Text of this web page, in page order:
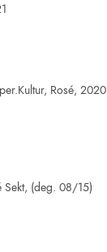
Rosé, 2020
Sekt, (deg. 08/15)